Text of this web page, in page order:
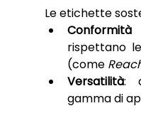
Le etichette
rispettano
(come
Versatilità:
gamma di